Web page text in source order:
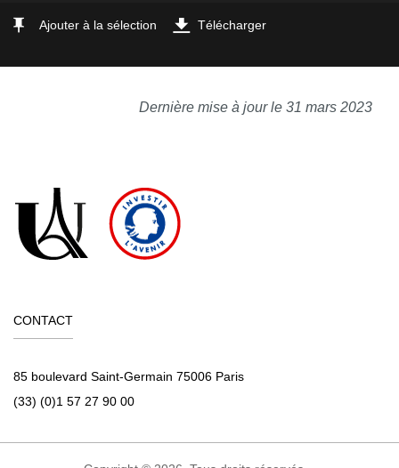
Ajouter à la sélection Télécharger
Dernière mise à jour le 31 mars 2023
CONTACT
85 boulevard Saint-Germain 75006 Paris
(33) (0)1 57 27 90 00